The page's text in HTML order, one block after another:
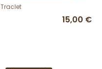
Traclet
15,00 €